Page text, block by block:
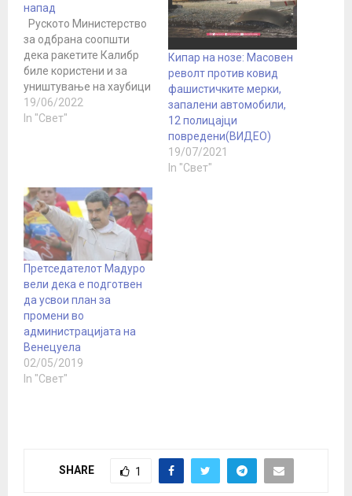
напад
Руското Министерство
за одбрана соопшти
дека ракетите Калибр
биле користени и за
уништување на хаубици
и оклопни возила М777
доставени од Запад.
загинаа десетици
украински офицери,
соопшти во неделата
руското Министерство
за одбрана. „Повеќе од
50 генерали и…
19/06/2022
In "Свет"
Кипар на нозе: Масовен
револт против ковид
фашистичките мерки,
запалени автомобили,
12 полицајци
повредени(ВИДЕО)
19/07/2021
In "Свет"
Претседателот Мадуро
вели дека е подготвен
да усвои план за
промени во
администрацијата на
Венецуела
02/05/2019
In "Свет"
SHARE 1